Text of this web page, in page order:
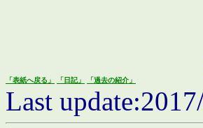
「表紙へ戻る」 「日記」 「過去の紹介」
Last